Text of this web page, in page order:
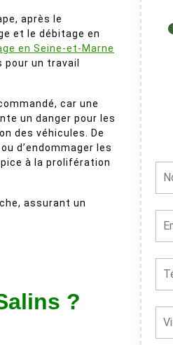
après le
et le débitage en
en Seine-et-Marne
un travail
car une
un danger pour les
des véhicules. De
d’endommager les
à la prolifération
assurant un
?